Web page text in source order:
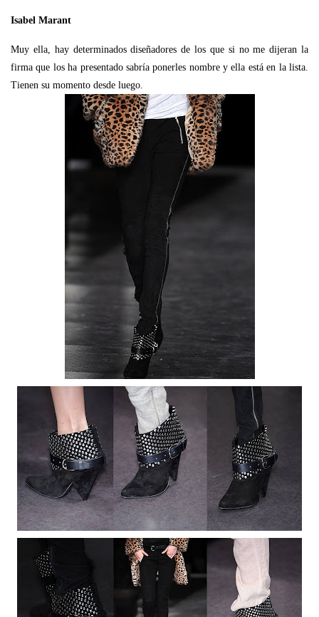
Isabel Marant
Muy ella, hay determinados diseñadores de los que si no me dijeran la
firma que los ha presentado sabría ponerles nombre y ella está en la lista.
Tienen su momento desde luego.